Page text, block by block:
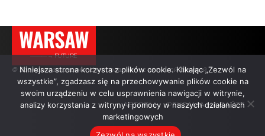
WARSAW
———→ FUTURE
© Все права защищены. Цитирование — с активной ссылкой.
АВТОРЫ РЕКЛАМА НА САЙТЕ
Niniejsza strona korzysta z plików cookie. Klikając „Zezwól na
wszystkie”, zgadzasz się na przechowywanie plików cookie na
swoim urządzeniu w celu usprawnienia nawigacji w witrynie,
analizy korzystania z witryny i pomocy w naszych działaniach
marketingowych